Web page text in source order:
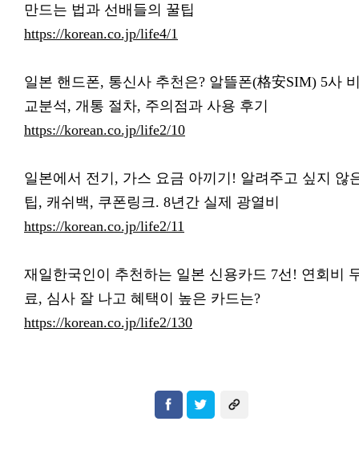
만드는 법과 선배들의 꿀팁
https://korean.co.jp/life4/1
일본 핸드폰, 통신사 추천은? 알뜰폰(格安SIM) 5사
교분석, 개통 절차, 주의점과 사용 후기
https://korean.co.jp/life2/10
일본에서 전기, 가스 요금 아끼기! 알려주고 싶지 않
팁, 캐쉬백, 쿠폰링크. 8년간 실제 광열비
https://korean.co.jp/life2/11
재일한국인이 추천하는 일본 신용카드 7선! 연회비
료, 심사 잘 나고 혜택이 높은 카드는?
https://korean.co.jp/life2/130